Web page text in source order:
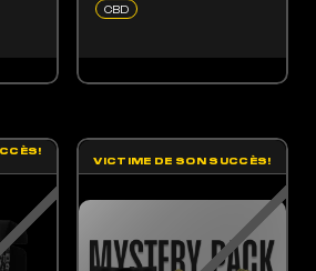
CBD
VICTIME DE SON SUCCÈS!
LES OPTIONS PEUVENT ÊTRE CHOISIES SUR LA